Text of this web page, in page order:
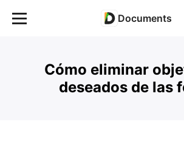
Documents
Cómo eliminar
deseados de las